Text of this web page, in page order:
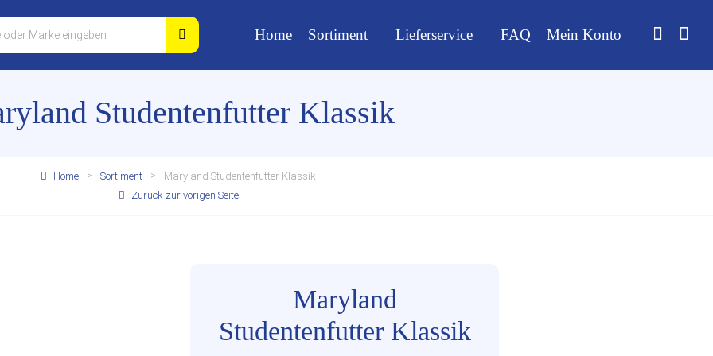
Home Sortiment Lieferservice FAQ Mein Konto
Studentenfutter Klassik
Home Sortiment
Maryland Studentenfutter Klassik
Zurück zur vorigen Seite
Maryland
Studentenfutter Klassik